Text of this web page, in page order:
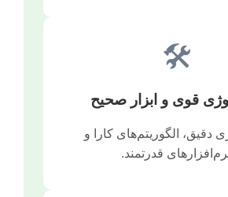
🛠️
قوی و ابزار صحیح
دقیق، الگوریتم‌های کارا و
قدرتمند.